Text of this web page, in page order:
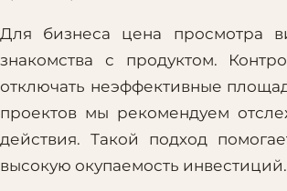
Для бизнеса цена просмотра
знакомства с продуктом.
отключать неэффективные
проектов мы рекомендуем
действия. Такой подход
высокую окупаемость инвестиций.